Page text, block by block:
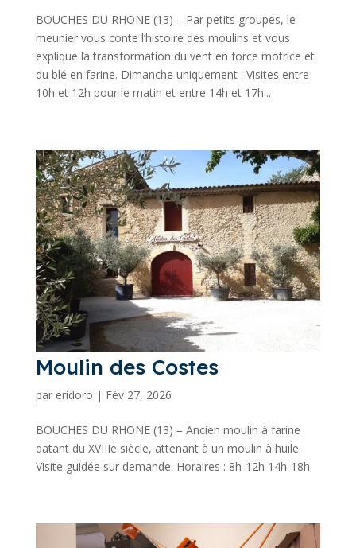
BOUCHES DU RHONE (13) – Par petits groupes, le
meunier vous conte l’histoire des moulins et vous
explique la transformation du vent en force motrice et
du blé en farine. Dimanche uniquement : Visites entre
10h et 12h pour le matin et entre 14h et 17h...
Moulin des Costes
par eridoro | Fév 27, 2026
BOUCHES DU RHONE (13) – Ancien moulin à farine
datant du XVIIIe siècle, attenant à un moulin à huile.
Visite guidée sur demande. Horaires : 8h-12h 14h-18h